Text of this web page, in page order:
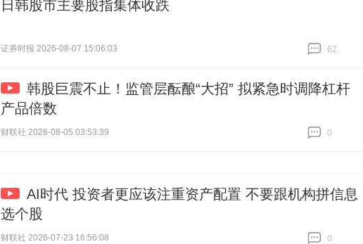
日韩股市主要股指集体收跌
证券时报 2026-08-07 15:06:03
62
韩股巨震不止！监管层酝酿“大招” 拟紧急时调降杠杆
产品倍数
财联社 2026-08-05 03:53:39
0
AI时代 投资者更应该注重资产配置 不要跟机构拼信息
选个股
财联社 2026-07-23 16:56:08
0